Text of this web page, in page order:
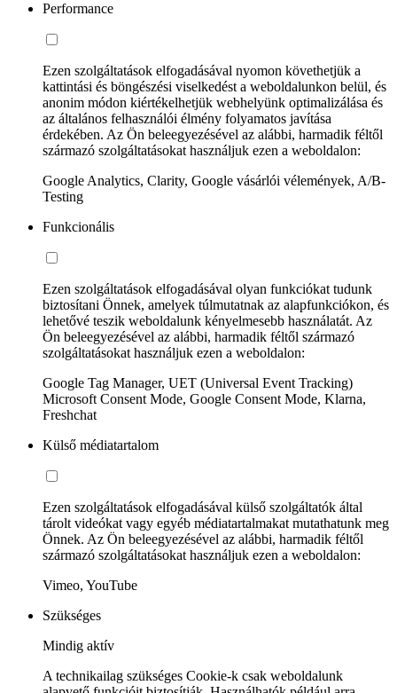
Performance
Ezen szolgáltatások elfogadásával nyomon követhetjük a
kattintási és böngészési viselkedést a weboldalunkon belül, és
anonim módon kiértékelhetjük webhelyünk optimalizálása és
az általános felhasználói élmény folyamatos javítása
érdekében. Az Ön beleegyezésével az alábbi, harmadik féltől
származó szolgáltatásokat használjuk ezen a weboldalon:
Google Analytics, Clarity, Google vásárlói vélemények, A/B-
Testing
Funkcionális
Ezen szolgáltatások elfogadásával olyan funkciókat tudunk
biztosítani Önnek, amelyek túlmutatnak az alapfunkciókon, és
lehetővé teszik weboldalunk kényelmesebb használatát. Az
Ön beleegyezésével az alábbi, harmadik féltől származó
szolgáltatásokat használjuk ezen a weboldalon:
Google Tag Manager, UET (Universal Event Tracking)
Microsoft Consent Mode, Google Consent Mode, Klarna,
Freshchat
Külső médiatartalom
Ezen szolgáltatások elfogadásával külső szolgáltatók által
tárolt videókat vagy egyéb médiatartalmakat mutathatunk meg
Önnek. Az Ön beleegyezésével az alábbi, harmadik féltől
származó szolgáltatásokat használjuk ezen a weboldalon:
Vimeo, YouTube
Szükséges
Mindig aktív
A technikailag szükséges Cookie-k csak weboldalunk